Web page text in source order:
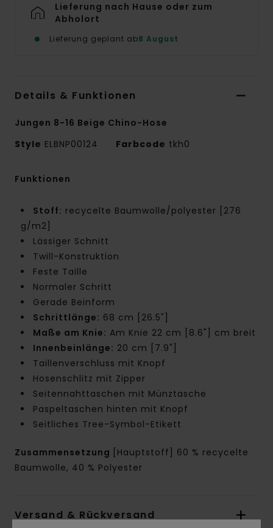
Lieferung nach Hause oder zum
Abholort
Lieferung geplant ab8 August
Details & Funktionen
Jungen 8-16 Beige Chino-Hose
Style ELBNP00124 Farbcode tkh0
Funktionen
Stoff: recycelte Baumwolle/polyester [276
g/m2]
Lässiger Schnitt
Twill-Konstruktion
Feste Taille
Normaler Schritt
Gerade Beinform
Schrittlänge: 68 cm [26.5"]
Maße am Knie: Am Knie 22 cm [8.6"] cm breit
Innenbeinlänge: 20 cm [7.9"]
Taillenverschluss mit Knopf
Hosenschlitz mit Zipper
Seitennahttaschen mit Münztasche
Paspeltaschen hinten mit Knopf
Seitliches Tree-Symbol-Etikett
Zusammensetzung
[Hauptstoff] 60 % recycelte
Baumwolle, 40 % Polyester
Versand & Rückversand